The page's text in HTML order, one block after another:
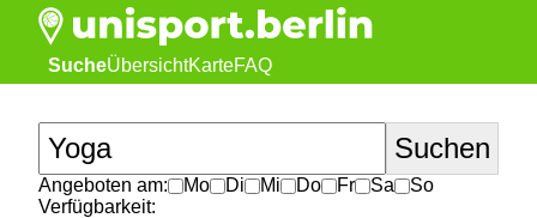
SucheÜbersichtKarteFAQ
Angeboten am: Mo Di Mi Do Fr Sa
So
Verfügbarkeit: